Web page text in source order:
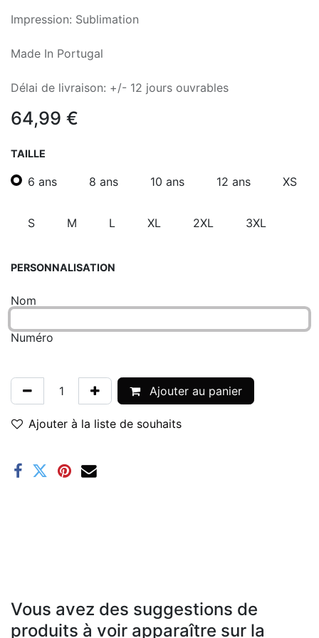
Impression: Sublimation
Made In Portugal
Délai de livraison: +/- 12 jours ouvrables
64,99 €
TAILLE
6 ans 8 ans 10 ans 12 ans XS
S M L XL 2XL 3XL
PERSONNALISATION
Nom
Numéro
Ajouter au panier
Ajouter à la liste de souhaits
Vous avez des suggestions de
produits à voir apparaître sur la